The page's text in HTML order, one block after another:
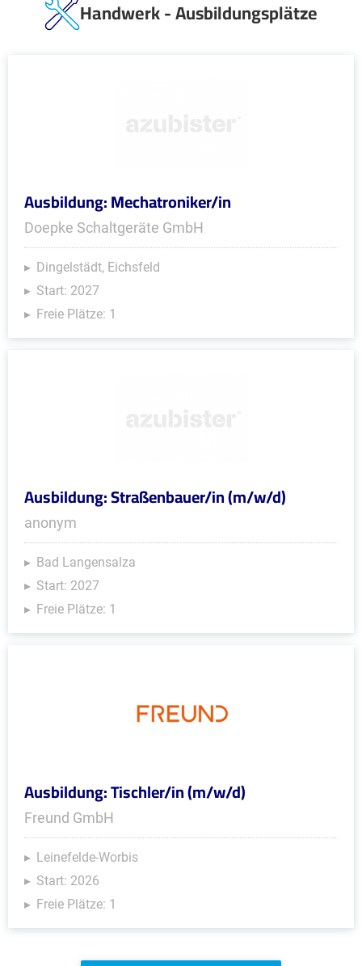
Handwerk - Ausbildungsplätze
Ausbildung: Mechatroniker/in
Doepke Schaltgeräte GmbH
Dingelstädt, Eichsfeld
Start: 2027
Freie Plätze: 1
Ausbildung: Straßenbauer/in (m/w/d)
anonym
Bad Langensalza
Start: 2027
Freie Plätze: 1
Ausbildung: Tischler/in (m/w/d)
Freund GmbH
Leinefelde-Worbis
Start: 2026
Freie Plätze: 1